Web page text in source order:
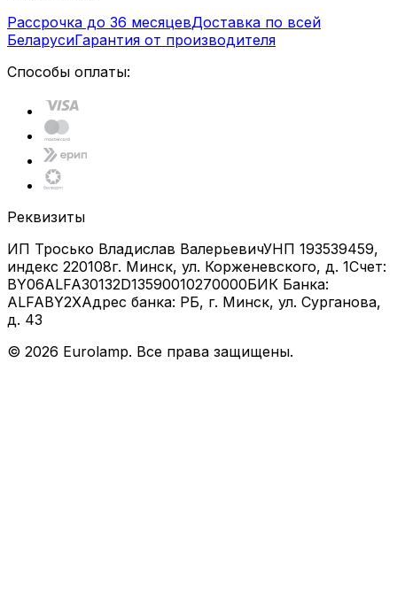
Рассрочка до 36 месяцевДоставка по всей
БеларусиГарантия от производителя
Способы оплаты:
Реквизиты
ИП Тросько Владислав ВалерьевичУНП 193539459,
индекс 220108г. Минск, ул. Корженевского, д. 1Счет:
BY06ALFA30132D13590010270000БИК Банка:
ALFABY2XАдрес банка: РБ, г. Минск, ул. Сурганова,
д. 43
© 2026 Eurolamp. Все права защищены.